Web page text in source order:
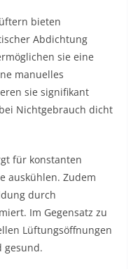
bieten
Abdichtung
sie eine
manuelles
sie signifikant
Nichtgebrauch dicht
für konstanten
auskühlen. Zudem
durch
Im Gegensatz zu
Lüftungsöffnungen
gesund.